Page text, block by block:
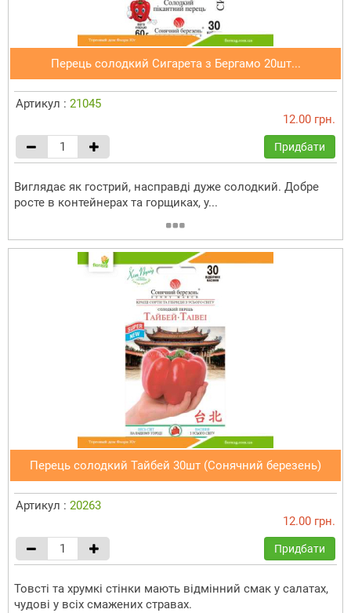
Перець солодкий Сигарета з Бергамо 20шт...
Артикул : 21045
12.00 грн.
Придбати
Виглядає як гострий, насправді дуже солодкий. Добре
росте в контейнерах та горщиках, у...
Перець солодкий Тайбей 30шт (Сонячний березень)
Артикул : 20263
12.00 грн.
Придбати
Товсті та хрумкі стінки мають відмінний смак у салатах,
чудові у всіх смажених стравах.